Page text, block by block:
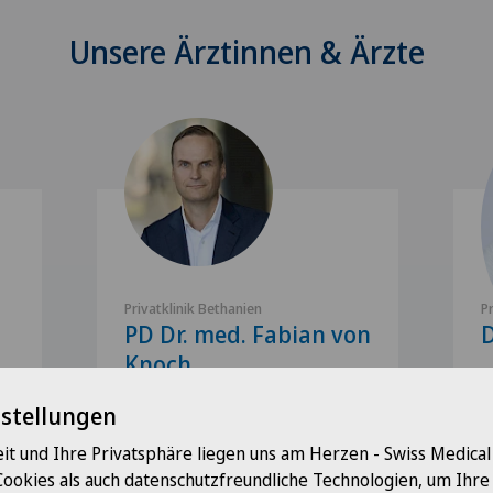
Unsere Ärztinnen & Ärzte
Privatklinik Bethanien
PD Dr. med. Fabian von
Knoch
Hüftchirurgie,
und Ihre Privatsphäre liegen uns am Herzen - Swiss
als auch datenschutzfreundliche Technologien, um